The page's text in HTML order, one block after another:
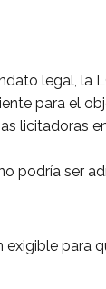
legal, la
para el
licitadoras
podría ser